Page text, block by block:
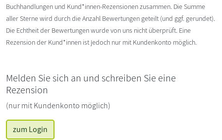
Buchhandlungen und Kund*innen-Rezensionen zusammen. Die Summe
aller Sterne wird durch die Anzahl Bewertungen geteilt (und ggf. gerundet).
Die Echtheit der Bewertungen wurde von uns nicht überprüft. Eine
Rezension der Kund*innen ist jedoch nur mit Kundenkonto möglich.
Melden Sie sich an und schreiben Sie eine
Rezension
(nur mit Kundenkonto möglich)
zum Login